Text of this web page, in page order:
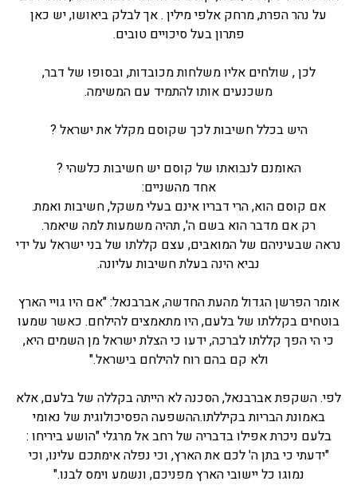
על נהר הפרת, מרחק אלפי מילין . אך לבלק ביאושו, יש כאן
פתרון בעל סיכויים טובים.
לכן , שולחים אליו משלחות מכובדות, ובסופו של דבר,
משכנעים אותו להתמיד עם המשימה.
היש בכלל חשיבות לכך שקוסם מקלל את ישראל ?
האומנם לנבואתו של קוסם יש חשיבות כלשהי ?
אחד מהשניים:
אם קוסם הוא, הרי דבריו אינם בעלי משקל, חשיבות ואמת.
רק אם מדבר הוא בשם ה', תהיה משמעות למה שיאמר.
נראה שבעיניהם של המואבים, עצם קללתו של בני ישראל על ידי
נביא הינה בעלת חשיבות עליונה.
אומר הפרשן הגדול מהעת החדשה, אברבנאל: "אם היו גויי הארץ
בוטחים בקללתו של בלעם, היו מתאמצים להילחם. כאשר שמעו
כי הי הפך קללתו לברכה, ידעו כי הצלת ישראל מן השמים היא,
ולא קם בהם רוח להילחם בישראל."
לפי. השקפת אברבנאל, הסכנה לא הייתה בקללה של בלעם, אלא
באמונת הבריות בקיללתו.ההשפעה הפסיכולוגית של נאומי
בלעם ניכרת אפילו בדבריה של רחב אל מרגלי "הושע ביריחו :
"ידעתי כי בתן ה' לכם את הארץ, וכי נפלה אימתכם עלינו, וכי
נמוגו כל יישובי הארץ מפניכם, ונשמע וימס לבנו."